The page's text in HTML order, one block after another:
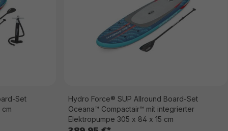
Set
Hydro Force® SUP Allround Board-Set
Oceana™ Compactair™ mit integrierter
Elektropumpe 305 x 84 x 15 cm